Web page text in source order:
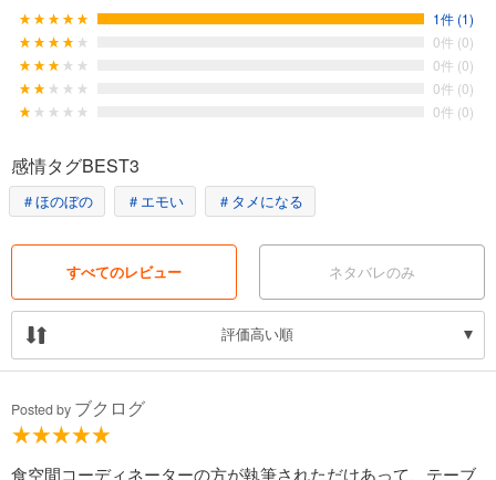
※本書は2014年小社刊『お茶と和菓子のテーブルセッティング』の増補改
訂です。
1件 (1)
0件 (0)
0件 (0)
0件 (0)
0件 (0)
感情タグBEST3
＃ほのぼの ＃エモい ＃タメになる
すべてのレビュー ネタバレのみ
評価高い順
Posted by ブクログ
食空間コーディネーターの方が執筆されただけあって、テーブ